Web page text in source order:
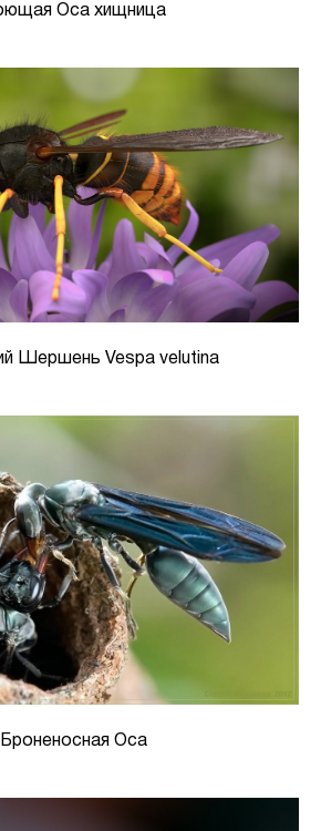
Оса хищница
Шершень Vespa velutina
Броненосная Оса